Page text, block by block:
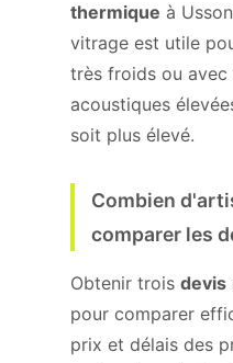
thermique à
vitrage est utile
très froids ou avec
acoustiques
soit plus élevé.
Combien
comparer les
Obtenir trois devis
pour comparer
prix et délais des